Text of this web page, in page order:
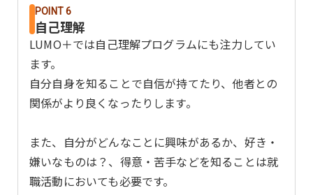
POINT 6
自己理解
LUMO＋では自己理解プログラムにも注力してい
ます。
自分自身を知ることで自信が持てたり、他者との
関係がより良くなったりします。
また、自分がどんなことに興味があるか、好き・
嫌いなものは？、得意・苦手などを知ることは就
職活動においても必要です。